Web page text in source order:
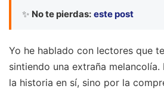
✨ No te pierdas: este post
Yo he hablado con lectores que
sintiendo una extraña
la historia en sí, sino por la